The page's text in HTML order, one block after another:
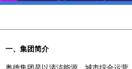
一、集团简介